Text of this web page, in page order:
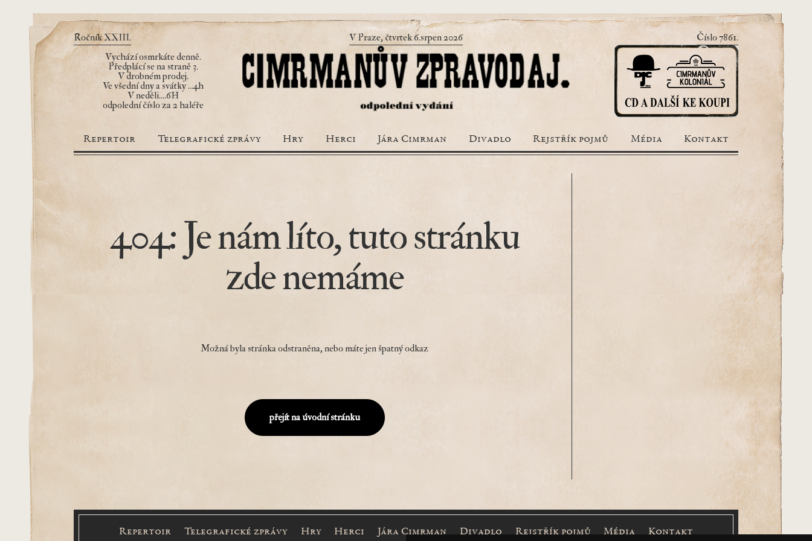
Ročník XXIII. V Praze, čtvrtek 6.srpen 2026
Číslo 7861.
Vychází osmrkáte denně.
Předplácí se na straně 3.
V drobném prodej.
Ve všední dny a svátky ...4h
V neděli....6H
odpolední číslo za 2 haléře
Repertoir Telegrafické zprávy Hry Herci Jára Cimrman Divadlo Rejstřík pojmů Média Kontakt
404: Je nám líto, tuto stránku
zde nemáme
Možná byla stránka odstraněna, nebo máte jen špatný odkaz
přejít na úvodní stránku
Repertoir Telegrafické zprávy Hry Herci Jára Cimrman Divadlo Rejstřík pojmů Média Kontakt